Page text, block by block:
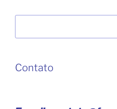
Contato